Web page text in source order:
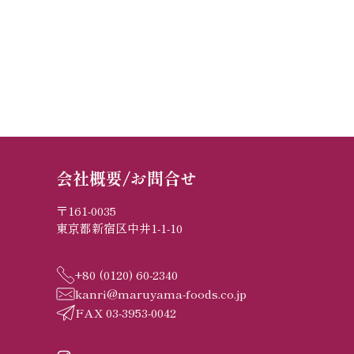
会社概要/お問合せ
〒161-0035
東京都新宿区中井1-1-10
+80 (0120) 60-2340
kanri@maruyama-foods.co.jp
FAX 03-3953-0042